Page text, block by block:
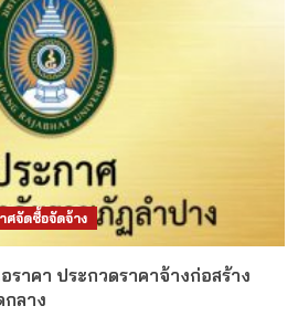
ศจัดซื้อจัดจ้าง
ราคา ประกวดราคาจ้างก่อสร้าง
ลาง